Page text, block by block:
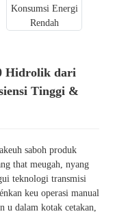
Hidrolik dari
Tinggi &
saboh produk
that meugah, nyang
teknologi transmisi
keu operasi manual
u dalam kotak cetakan,